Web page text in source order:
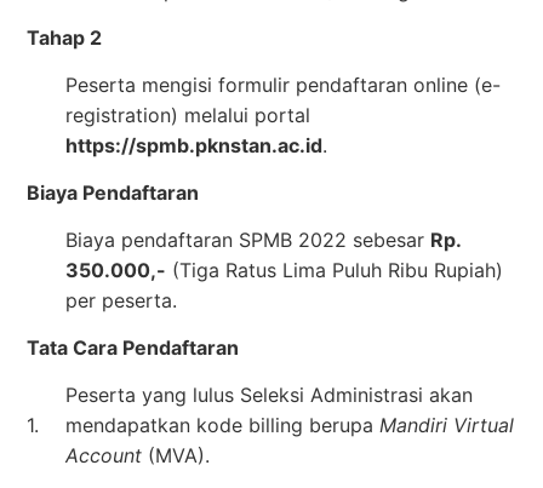
Tahap 2
Peserta mengisi formulir pendaftaran online (e-
registration) melalui portal
https://spmb.pknstan.ac.id.
Biaya Pendaftaran
Biaya pendaftaran SPMB 2022 sebesar Rp.
350.000,- (Tiga Ratus Lima Puluh Ribu Rupiah)
per peserta.
Tata Cara Pendaftaran
1.
Peserta yang lulus Seleksi Administrasi akan
mendapatkan kode billing berupa Mandiri Virtual
Account (MVA).